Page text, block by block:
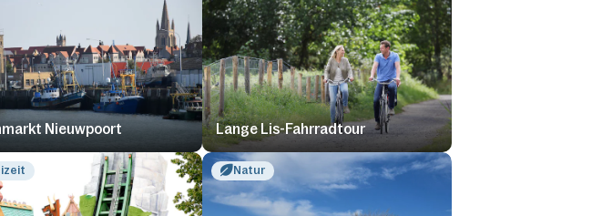
Nieuwpoort Lange Lis-Fahrradtour
Natur